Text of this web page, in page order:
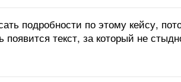
подробности по этому кейсу,
текст, за который не